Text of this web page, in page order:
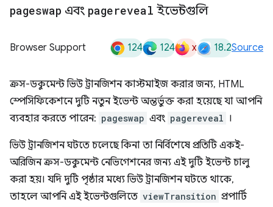
pageswap এবং pagereveal ইভেন্টগুলি
Browser Support 124 124 x 18.2Source
ক্রস-ডকুমেন্ট ভিউ ট্রানজিশন কাস্টমাইজ করার জন্য, HTML
স্পেসিফিকেশনে দুটি নতুন ইভেন্ট অন্তর্ভুক্ত করা হয়েছে যা আপনি
ব্যবহার করতে পারেন: pageswap এবং pagereveal ।
ভিউ ট্রানজিশন ঘটতে চলেছে কিনা তা নির্বিশেষে প্রতিটি একই-
অরিজিন ক্রস-ডকুমেন্ট নেভিগেশনের জন্য এই দুটি ইভেন্ট চালু
করা হয়। যদি দুটি পৃষ্ঠার মধ্যে ভিউ ট্রানজিশন ঘটতে থাকে,
তাহলে আপনি এই ইভেন্টগুলিতে viewTransition প্রপার্টি